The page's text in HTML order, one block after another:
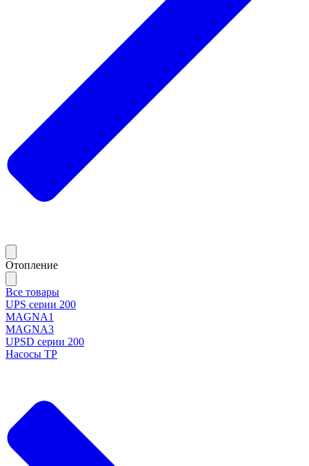
Отопление
Все товары
UPS серии 200
MAGNA1
MAGNA3
UPSD серии 200
Насосы TP